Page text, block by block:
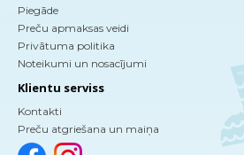
Piegāde
Preču apmaksas veidi
Privātuma politika
Noteikumi un nosacījumi
Klientu serviss
Kontakti
Preču atgriešana un maiņa